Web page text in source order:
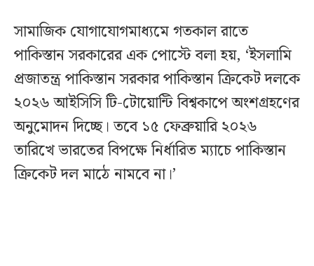
সামাজিক যোগাযোগমাধ্যমে গতকাল রাতে
পাকিস্তান সরকারের এক পোস্টে বলা হয়, ‘ইসলামি
প্রজাতন্ত্র পাকিস্তান সরকার পাকিস্তান ক্রিকেট দলকে
২০২৬ আইসিসি টি-টোয়োন্টি বিশ্বকাপে অংশগ্রহণের
অনুমোদন দিচ্ছে। তবে ১৫ ফেব্রুয়ারি ২০২৬
তারিখে ভারতের বিপক্ষে নির্ধারিত ম্যাচে পাকিস্তান
ক্রিকেট দল মাঠে নামবে না।’